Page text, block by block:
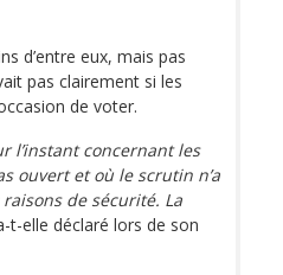
d’entre eux, mais pas
pas clairement si les
de voter.
l’instant concernant les
ouvert et où le scrutin n’a
de sécurité. La
t-elle déclaré lors de son